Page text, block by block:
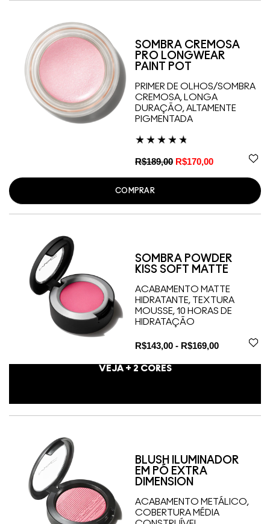
SOMBRA CREMOSA
PRO LONGWEAR
PAINT POT
PRIMER DE OLHOS/SOMBRA
CREMOSA, LONGA
DURAÇÃO, ALTAMENTE
PIGMENTADA
R$189,00 R$170,00
COMPRAR
SOMBRA POWDER
KISS SOFT MATTE
ACABAMENTO MATTE
HIDRATANTE, TEXTURA
MOUSSE, 10 HORAS DE
HIDRATAÇÃO
R$143,00 - R$169,00
VEJA + 2 CORES
BLUSH ILUMINADOR
EM PÓ EXTRA
DIMENSION
ACABAMENTO METÁLICO,
COBERTURA MÉDIA